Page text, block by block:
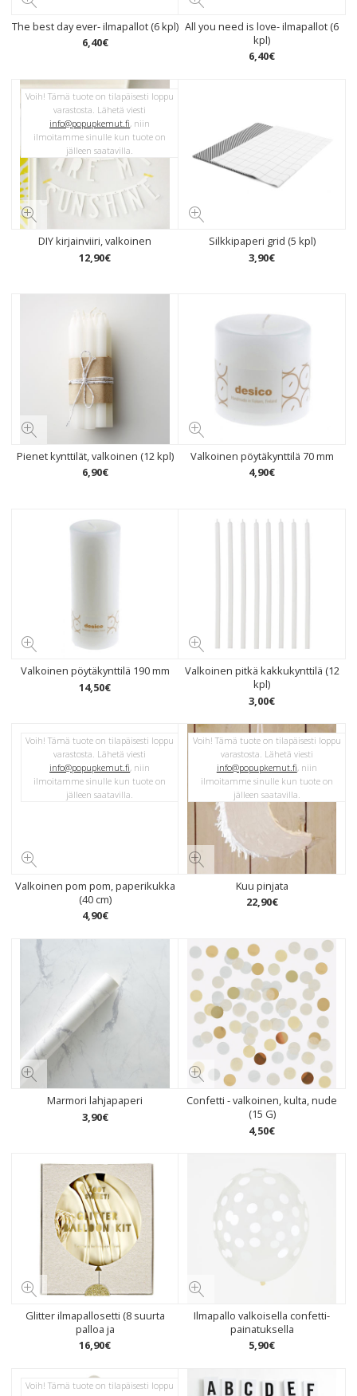
The best day ever- ilmapallot (6 kpl)
6,40€
All you need is love- ilmapallot (6
kpl)
6,40€
DIY kirjainviiri, valkoinen
12,90€
Voih! Tämä tuote on tilapäisesti loppu
varastosta. Lähetä viesti
info@popupkemut.fi, niin
ilmoitamme sinulle kun tuote on
jälleen saatavilla.
Silkkipaperi grid (5 kpl)
3,90€
Pienet kynttilät, valkoinen (12 kpl)
6,90€
Valkoinen pöytäkynttilä 70 mm
4,90€
Valkoinen pöytäkynttilä 190 mm
14,50€
Valkoinen pitkä kakkukynttilä (12
kpl)
3,00€
Valkoinen pom pom, paperikukka
(40 cm)
4,90€
Voih! Tämä tuote on tilapäisesti loppu
varastosta. Lähetä viesti
info@popupkemut.fi, niin
ilmoitamme sinulle kun tuote on
jälleen saatavilla.
Kuu pinjata
22,90€
Voih! Tämä tuote on tilapäisesti loppu
varastosta. Lähetä viesti
info@popupkemut.fi, niin
ilmoitamme sinulle kun tuote on
jälleen saatavilla.
Marmori lahjapaperi
3,90€
Confetti - valkoinen, kulta, nude
(15 G)
4,50€
Glitter ilmapallosetti (8 suurta
palloa ja
16,90€
Ilmapallo valkoisella confetti-
painatuksella
5,90€
Voih! Tämä tuote on tilapäisesti loppu